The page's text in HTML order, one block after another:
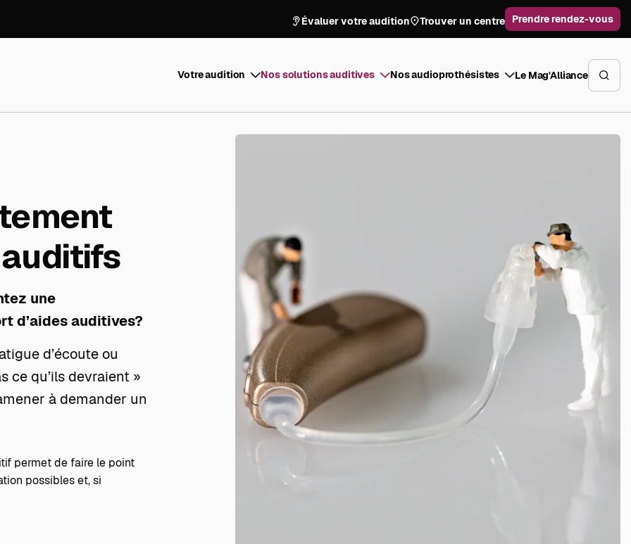
Évaluer votre audition Trouver un centre Prendre rendez-vous
Votre audition Nos solutions auditives Nos audioprothésistes Le Mag'Alliance
une
d’aides auditives?
d’écoute ou
ce qu’ils devraient »
à demander un
permet de faire le point
possibles et, si